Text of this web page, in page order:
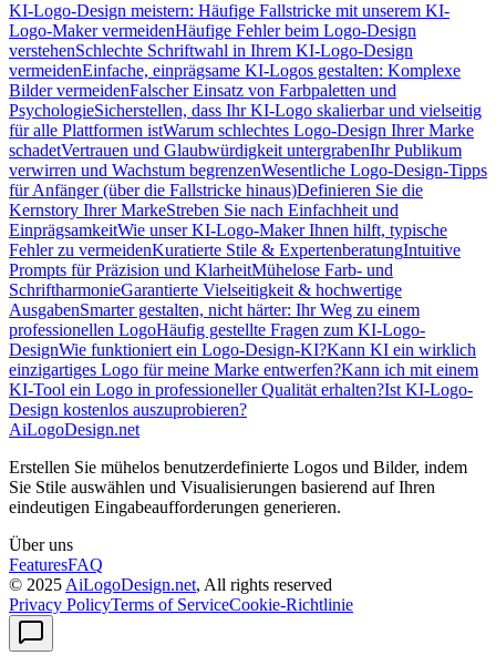
KI-Logo-Design meistern: Häufige Fallstricke mit unserem KI-
Logo-Maker vermeidenHäufige Fehler beim Logo-Design
verstehenSchlechte Schriftwahl in Ihrem KI-Logo-Design
vermeidenEinfache, einprägsame KI-Logos gestalten: Komplexe
Bilder vermeidenFalscher Einsatz von Farbpaletten und
PsychologieSicherstellen, dass Ihr KI-Logo skalierbar und vielseitig
für alle Plattformen istWarum schlechtes Logo-Design Ihrer Marke
schadetVertrauen und Glaubwürdigkeit untergrabenIhr Publikum
verwirren und Wachstum begrenzenWesentliche Logo-Design-Tipps
für Anfänger (über die Fallstricke hinaus)Definieren Sie die
Kernstory Ihrer MarkeStreben Sie nach Einfachheit und
EinprägsamkeitWie unser KI-Logo-Maker Ihnen hilft, typische
Fehler zu vermeidenKuratierte Stile & ExpertenberatungIntuitive
Prompts für Präzision und KlarheitMühelose Farb- und
SchriftharmonieGarantierte Vielseitigkeit & hochwertige
AusgabenSmarter gestalten, nicht härter: Ihr Weg zu einem
professionellen LogoHäufig gestellte Fragen zum KI-Logo-
DesignWie funktioniert ein Logo-Design-KI?Kann KI ein wirklich
einzigartiges Logo für meine Marke entwerfen?Kann ich mit einem
KI-Tool ein Logo in professioneller Qualität erhalten?Ist KI-Logo-
Design kostenlos auszuprobieren?
AiLogoDesign.net
Erstellen Sie mühelos benutzerdefinierte Logos und Bilder, indem
Sie Stile auswählen und Visualisierungen basierend auf Ihren
eindeutigen Eingabeaufforderungen generieren.
Über uns
FeaturesFAQ
© 2025AiLogoDesign.net, All rights reserved
Privacy PolicyTerms of ServiceCookie-Richtlinie